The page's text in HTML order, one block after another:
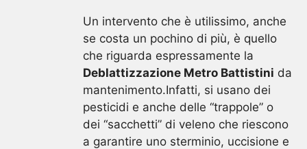
Un intervento che è utilissimo, anche
se costa un pochino di più, è quello
che riguarda espressamente la
Deblattizzazione Metro Battistini da
mantenimento.Infatti, si usano dei
pesticidi e anche delle “trappole” o
dei “sacchetti” di veleno che riescono
a garantire uno sterminio, uccisione e